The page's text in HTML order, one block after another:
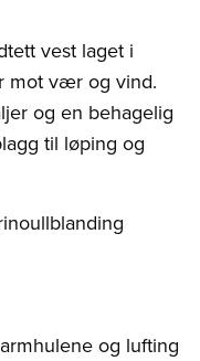
vest laget i
mot vær og vind.
og en behagelig
til løping og
og lufting